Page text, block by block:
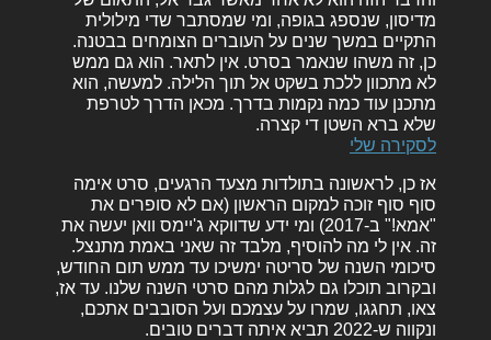
מדיסון, שנספג בגופה, ומי שמסתבר שדי מילולית
התקיים במשך שנים על העוברים הצומחים בבטנה.
כן, זה משהו שנאמר בסרט. אין לתאר. הוא גם ממש
לא מתכוון ללכת בשקט אל תוך הלילה. למעשה, הוא
מתכנן עוד כמה נקמות בדרך. מכאן הדרך לטרפת
שלא ברא השטן די קצרה.
לסקירה שלי
אז כן, לראשונה בתולדות מצעד הרגעים, סרט אימה
סוף סוף זוכה למקום הראשון (אם לא סופרים את
"אמא!" ב-2017) ומי ידע שדווקא ג'יימס וואן יעשה את
זה. אין לי מה להוסיף, מלבד זה שאני באמת מתנצל.
סיכומי השנה של סריטה ימשיכו עד ממש תום החודש,
ובקרוב תוכלו גם לגלות מהם סרטי השנה שלנו. עד אז,
צאו, תחגגו, שמרו על עצמכם ועל הסובבים אתכם,
ונקווה ש-2022 תביא איתה דברים טובים.